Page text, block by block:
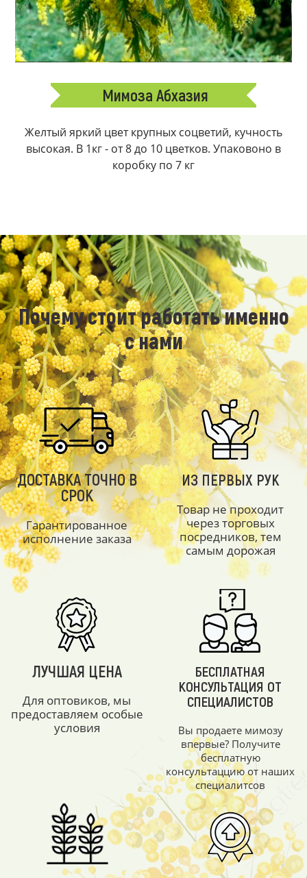
Мимоза Абхазия
Желтый яркий цвет крупных соцветий, кучность
высокая. В 1кг - от 8 до 10 цветков. Упаковоно в
коробку по 7 кг
Почему стоит работать именно
с нами
ДОСТАВКА ТОЧНО В
СРОК
Гарантированное
исполнение заказа
ИЗ ПЕРВЫХ РУК
Товар не проходит
через торговых
посредников, тем
самым дорожая
ЛУЧШАЯ ЦЕНА
Для оптовиков, мы
предоставляем особые
условия
БЕСПЛАТНАЯ
КОНСУЛЬТАЦИЯ ОТ
СПЕЦИАЛИСТОВ
Вы продаете мимозу
впервые? Получите
бесплатную
консультаццию от наших
специалитсов